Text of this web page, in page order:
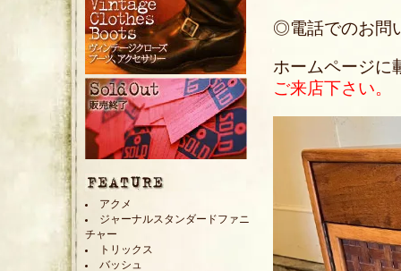
◎電話でのお問
ホームページに
ご来店下さい。
アクメ
ジャーナルスタンダードファニ
チャー
トリックス
バッシュ